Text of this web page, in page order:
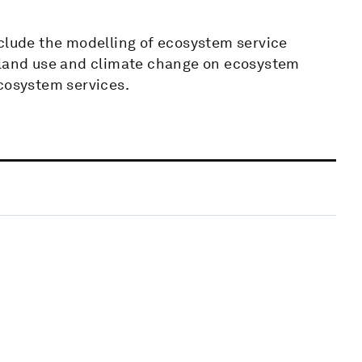
the modelling of ecosystem service
use and climate change on ecosystem
services.